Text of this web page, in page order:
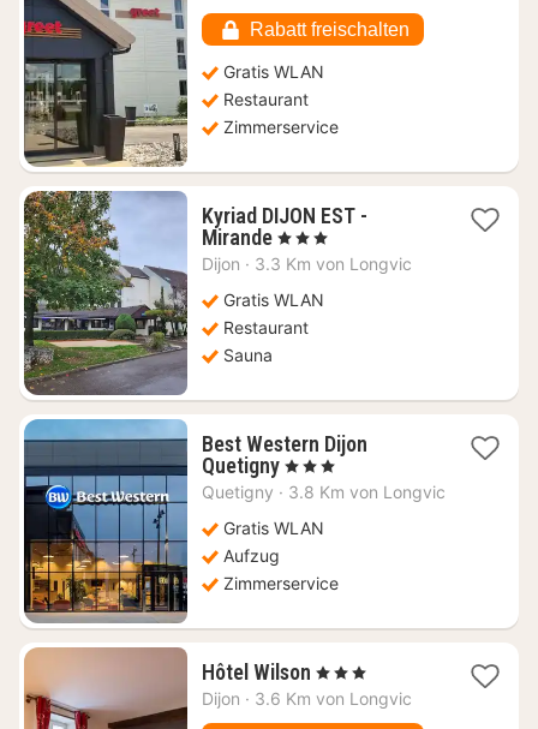
59,39
€
Rabatt freischalten
Gratis WLAN
Restaurant
Zimmerservice
Kyriad DIJON EST -
Mirande1
Nacht
60,44
€
, 3 Sterne
Dijon · 3.3 Km von Longvic
Gratis WLAN
Restaurant
Sauna
Best Western Dijon
Quetigny1
Nacht
71,87
, 3 Sterne
Quetigny · 3.8 Km von Longvic
Gratis WLAN
Aufzug
Zimmerservice
Hôtel Wilson 1
Nacht
, 3 Sterne
Dijon · 3.6 Km von Longvic